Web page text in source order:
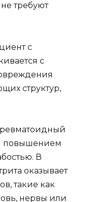
требуют
с
с
структур,
повышением
В
оказывает
такие как
нервы или